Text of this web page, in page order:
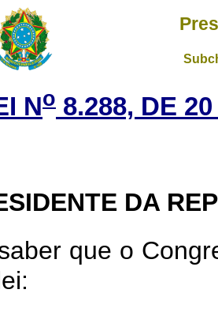
No 8.288, DE
DA
que o